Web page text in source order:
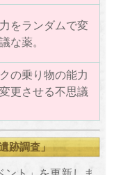
をランダムで変
な薬。
の乗り物の能力
更させる不思議
跡調査」